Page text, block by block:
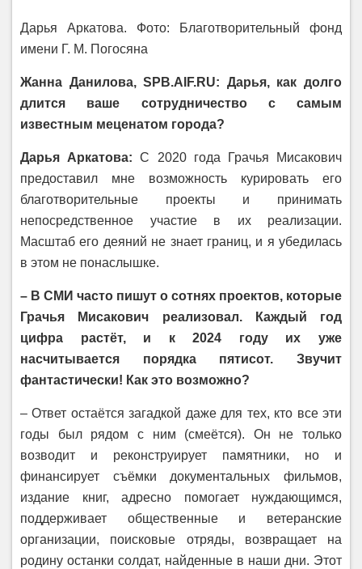
Дарья Аркатова. Фото: Благотворительный фонд
имени Г. М. Погосяна
Жанна Данилова, SPB.AIF.RU: Дарья, как долго
длится ваше сотрудничество с самым
известным меценатом города?
Дарья Аркатова: С 2020 года Грачья Мисакович
предоставил мне возможность курировать его
благотворительные проекты и принимать
непосредственное участие в их реализации.
Масштаб его деяний не знает границ, и я убедилась
в этом не понаслышке.
– В СМИ часто пишут о сотнях проектов, которые
Грачья Мисакович реализовал. Каждый год
цифра растёт, и к 2024 году их уже
насчитывается порядка пятисот. Звучит
фантастически! Как это возможно?
– Ответ остаётся загадкой даже для тех, кто все эти
годы был рядом с ним (смеётся). Он не только
возводит и реконструирует памятники, но и
финансирует съёмки документальных фильмов,
издание книг, адресно помогает нуждающимся,
поддерживает общественные и ветеранские
организации, поисковые отряды, возвращает на
родину останки солдат, найденные в наши дни. Этот